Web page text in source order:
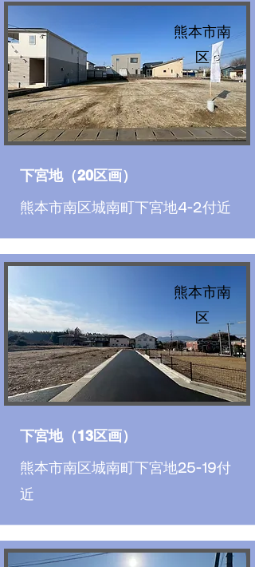
熊本市南
区
下宮地（20区画）
熊本市南区城南町下宮地4-2付近
熊本市南
区
下宮地（13区画）
熊本市南区城南町下宮地25-19付
近